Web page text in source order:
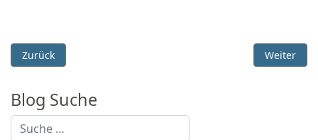
Vorheriger Beitrag: Schulenberg & Schenk jetzt auch als c-
Zurück Nächster
Weiter
Blog Suche
Suchen